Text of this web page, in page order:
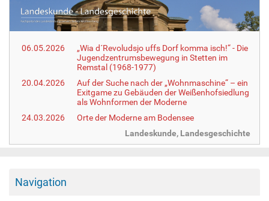
e
:
06.05.2026
„Wia d´Revoludsjo uffs Dorf komma isch!“ - Die
Jugendzentrumsbewegung in Stetten im
Remstal (1968-1977)
20.04.2026
Auf der Suche nach der „Wohnmaschine“ – ein
Exitgame zu Gebäuden der Weißenhofsiedlung
als Wohnformen der Moderne
24.03.2026
Orte der Moderne am Bodensee
Landeskunde, Landesgeschichte
Navigation